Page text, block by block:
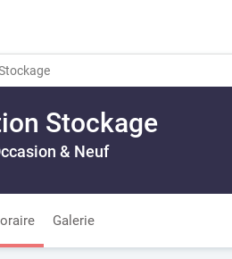
Stockage
& Neuf
Galerie